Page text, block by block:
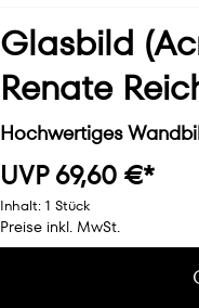
Glasbild
Renate
Hochwertiges
UVP 69,60 €*
Inhalt: 1 Stück
Preise inkl. MwSt.